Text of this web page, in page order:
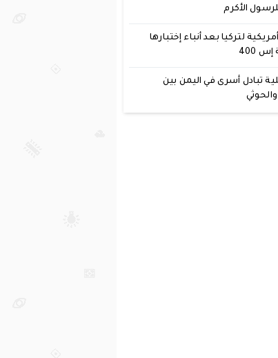
الأكرم
لتركيا بعد أنباء إختبارها
400
تبادل أسرى في اليمن بين